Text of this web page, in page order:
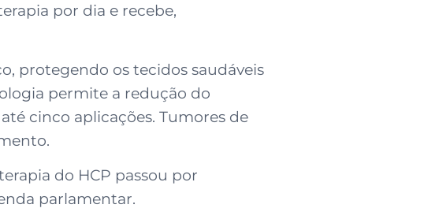
por dia e recebe,
protegendo os tecidos saudáveis
permite a redução do
cinco aplicações. Tumores de
do HCP passou por
parlamentar.